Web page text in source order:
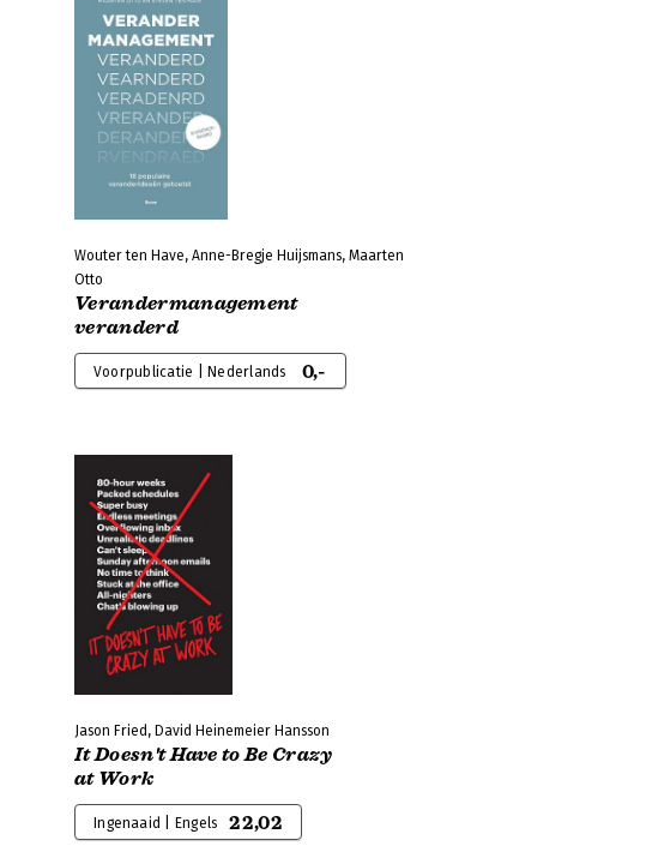
Wouter ten Have, Anne-Bregje Huijsmans, Maarten
Otto
Verandermanagement
veranderd
Voorpublicatie | Nederlands 0,-
Jason Fried, David Heinemeier Hansson
It Doesn't Have to Be Crazy
at Work
Ingenaaid | Engels 22,02